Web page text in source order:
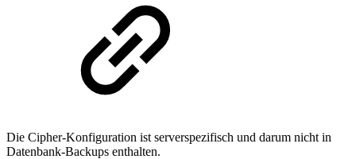
Die Cipher-Konfiguration ist serverspezifisch und darum nicht in
Datenbank-Backups enthalten.